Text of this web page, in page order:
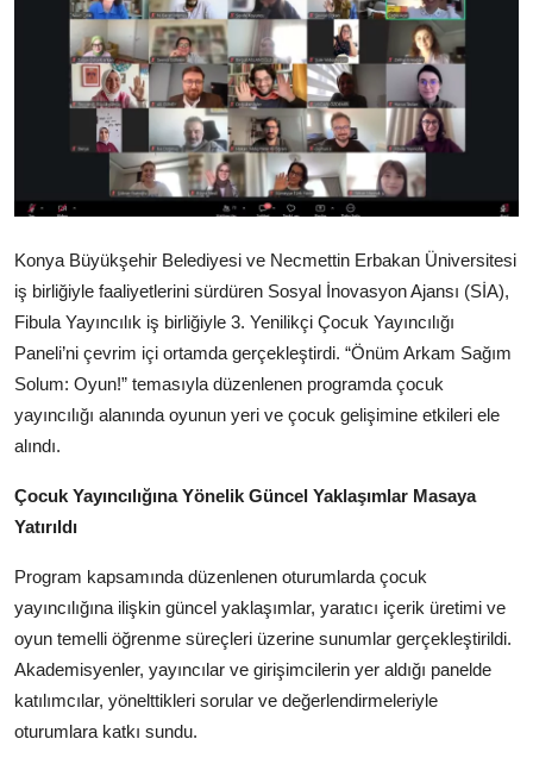
TBMM Haberleri
Belediye
Sağlık
SON DAKİKA
Asayiş
Köşe Yazısı
Dernek
Galeri
E-GAZETE
Konya Büyükşehir Belediyesi ve Necmettin Erbakan Üniversitesi
iş birliğiyle faaliyetlerini sürdüren Sosyal İnovasyon Ajansı (SİA),
Fibula Yayıncılık iş birliğiyle 3. Yenilikçi Çocuk Yayıncılığı
Paneli’ni çevrim içi ortamda gerçekleştirdi. “Önüm Arkam Sağım
Solum: Oyun!” temasıyla düzenlenen programda çocuk
yayıncılığı alanında oyunun yeri ve çocuk gelişimine etkileri ele
alındı.
Çocuk Yayıncılığına Yönelik Güncel Yaklaşımlar Masaya
Yatırıldı
Program kapsamında düzenlenen oturumlarda çocuk
yayıncılığına ilişkin güncel yaklaşımlar, yaratıcı içerik üretimi ve
oyun temelli öğrenme süreçleri üzerine sunumlar gerçekleştirildi.
Akademisyenler, yayıncılar ve girişimcilerin yer aldığı panelde
katılımcılar, yönelttikleri sorular ve değerlendirmeleriyle
oturumlara katkı sundu.